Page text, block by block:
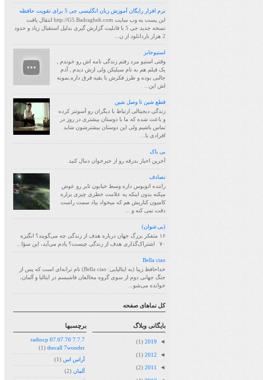
نرم افزار رایگان آموزش زبان انگلیسی جی 5 برای تقویت حافظه
این پست به وب سایت http://G5.Badragheh.com انتقال یافت
نسخه جدید جی 5 با قابلیت گزارش گیری بدلیل استقبال زیاد و حدود
2 هزار باردانلود از ن...
استیوجابز
وقتی استیو مرد رفتم زندگی نامه اش رو خوندم ,
یک فیلم هم به نام سیلیکن ولی ازش دیدم , آدم
جالبی بوده و طرز فکرش با بقیه فرق داره,نمونه
اش این...
قطع شین تا وصل شین
زندگی دیجیتالی ارتباط با دیگران رو آسونتر کرده
و باعث شده که ما با دوستان بیشتری در روز در
تماس باشیم ولی این دوستان بیشترشون شاید
افرادی با...
بی باک
آخرین اخبار بدرقه رو از خبرخوان دنبال کنید
تصادف
راننده اتوبوس داره وسط خیابون تایر رو عوض
میکنه بدون اینکه یه علامت خطری چیزی بزاره
کامیون کناریش هم که میخواد بیاد سمت راست
دقت نمی کنه و ...
(بی‌عنوان)
۱۶ متفکر بزرگ جهان درباره هدف از زندگی چه می‌گویند؟ انگیزه
۷۰ اشتراک‌گذاری هدف از زندگی چیست؟ یادم می‌آید، این سؤا...
Bella ciao
خداحافظ زیبا (به ایتالیایی: Bella ciao) نام ترانه‌ای است که پس از
جنگ جهانی دوم از سوی گروه مخالفان فاشیسم در ایتالیا و آلمان،
خوانده می‌شو...
کل نماهای صفحه
برچسبها
7.7.7 07.07.70 radiocp
thecall 7wonder
(1)
آراس اس (1)
آلمان (2)
بايگانی وبلاگ
◄
2019
(1)
◄
2012
(1)
◄
2011
(2)